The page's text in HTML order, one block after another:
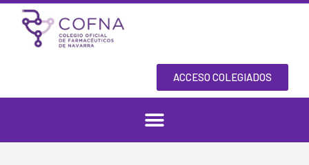
Skip
content
ACCESO COLEGIADOS